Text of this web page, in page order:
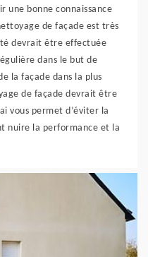
une bonne connaissance
de façade est très
devrait être effectuée
dans le but de
la façade dans la plus
de façade devrait être
vous permet d’éviter la
nuire la performance et la